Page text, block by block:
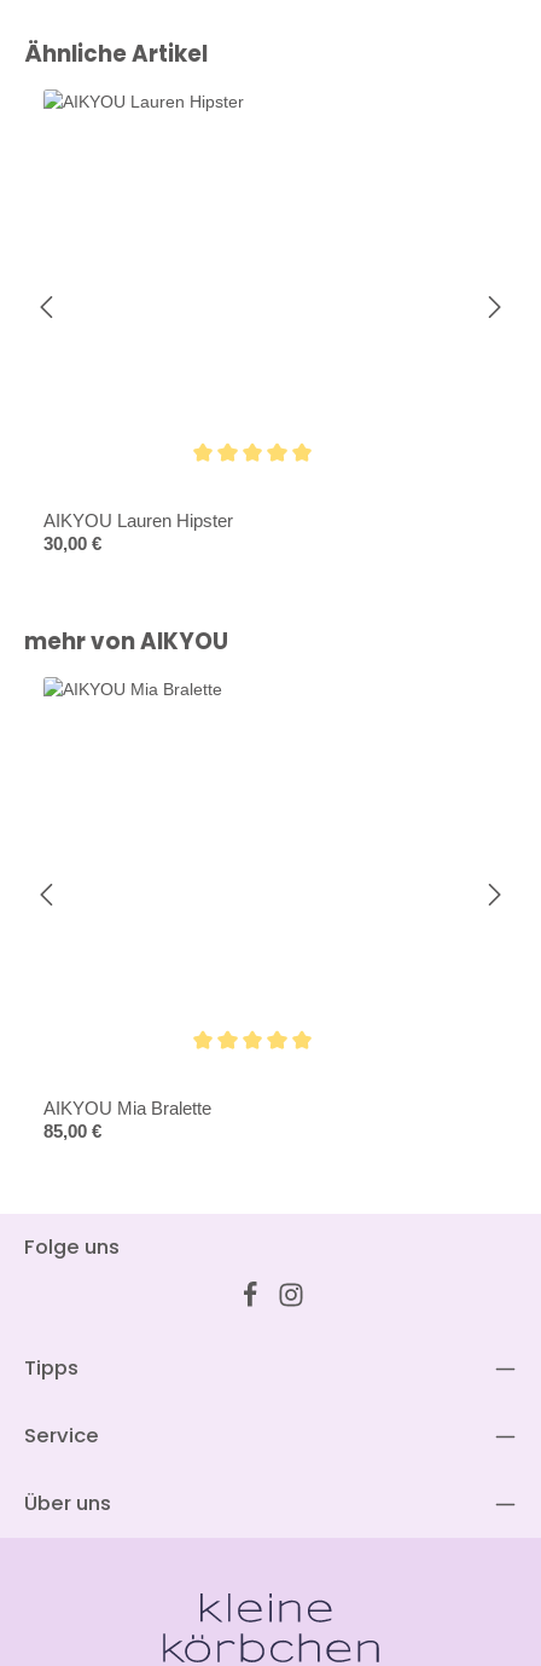
Produktgalerie überspringen
Ähnliche Artikel
AIKYOU Lauren Hipster
Regulärer Preis:
30,00 €
Produktgalerie überspringen
mehr von AIKYOU
AIKYOU Mia Bralette
Regulärer Preis:
85,00 €
Folge uns
Tipps
Service
Über uns